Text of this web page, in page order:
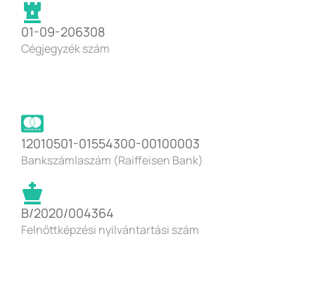
01-09-206308
Cégjegyzék szám
12010501-01554300-00100003
Bankszámlaszám (Raiffeisen Bank)
B/2020/004364
Felnőttképzési nyilvántartási szám